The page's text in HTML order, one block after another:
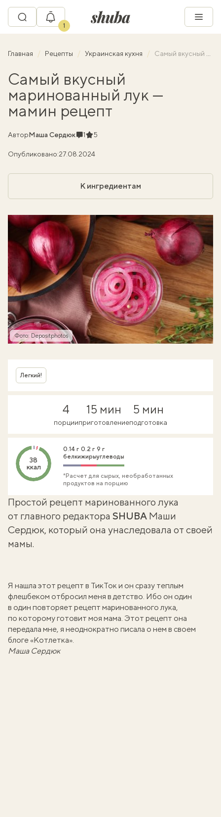
1
Главная Рецепты Украинская кухня Самый вкусный маринованный лук — мамин рецепт
Самый вкусный
маринованный лук —
мамин рецепт
АвторМаша СердюкКомментарии
1Рейтинг
5
Опубликовано:27.08.2024
К ингредиентам
Фото: Depositphotos
Легкий!
4
порции
15 мин
приготовление
5 мин
подготовка
38
ккал
0.14 г
белки
0.2 г
жиры
9 г
углеводы
*Расчет для сырых, необработанных
продуктов на порцию
Простой рецепт маринованного лука
от главного редактора SHUBA Маши
Сердюк, который она унаследовала от своей
мамы.
Я нашла этот рецепт в ТикТок и он сразу теплым
флешбеком отбросил меня в детство. Ибо он один
в один повторяет рецепт маринованного лука,
по которому готовит моя мама. Этот рецепт она
передала мне, я неоднократно писала о нем в своем
блоге «Котлетка».
Маша Сердюк